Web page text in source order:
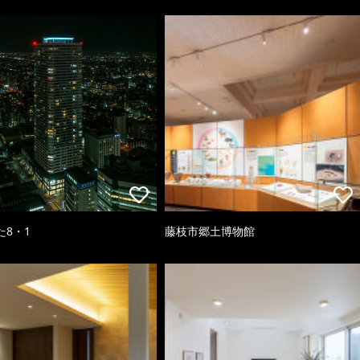
8・1 藤枝市郷土博物館